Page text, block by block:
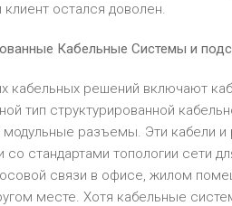
остался доволен.
Кабельные Системы и
кабельных решений включают
тип структурированной
модульные разъемы. Эти кабели
стандартами топологии сети
связи в офисе, жилом
месте. Хотя кабельные